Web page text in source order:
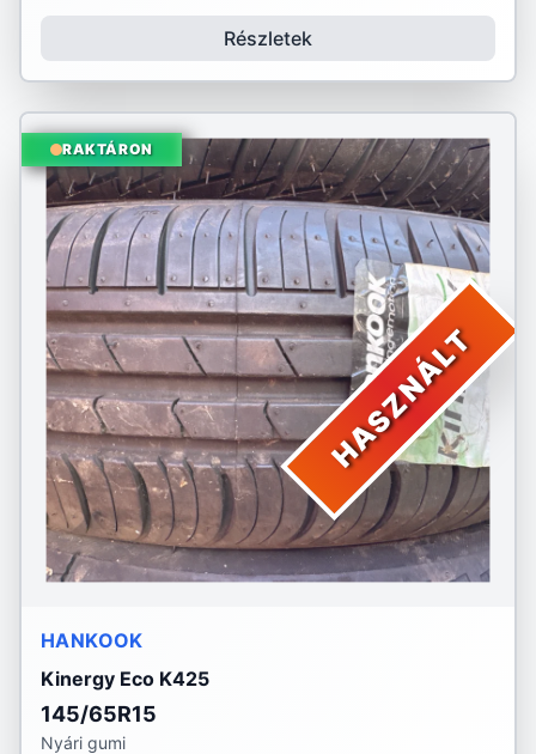
Részletek
HASZNÁLT
RAKTÁRON
HANKOOK
Kinergy Eco K425
145/65R15
Nyári gumi